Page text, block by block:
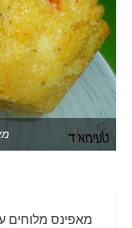
מאפינס מלוחים